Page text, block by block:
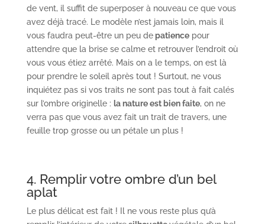
de vent, il suffit de superposer à nouveau ce que vous
avez déjà tracé. Le modèle n’est jamais loin, mais il
vous faudra peut-être un peu depatiencepour
attendre que la brise se calme et retrouver l’endroit où
vous vous étiez arrêté. Mais on a le temps, on est là
pour prendre le soleil après tout ! Surtout, ne vous
inquiétez pas si vos traits ne sont pas tout à fait calés
sur l’ombre originelle : la nature est bien faite, on ne
verra pas que vous avez fait un trait de travers, une
feuille trop grosse ou un pétale un plus !
4. Remplir votre ombre d’un bel
aplat
Le plus délicat est fait ! Il ne vous reste plus qu’à